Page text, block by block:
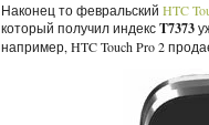
Наконец то февральский HTC
который получил индексT7373
например, HTC Touch Pro 2